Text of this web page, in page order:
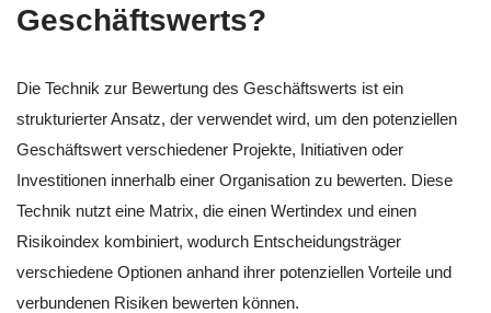
Geschäftswerts?
Die Technik zur Bewertung des Geschäftswerts ist ein
strukturierter Ansatz, der verwendet wird, um den potenziellen
Geschäftswert verschiedener Projekte, Initiativen oder
Investitionen innerhalb einer Organisation zu bewerten. Diese
Technik nutzt eine Matrix, die einen Wertindex und einen
Risikoindex kombiniert, wodurch Entscheidungsträger
verschiedene Optionen anhand ihrer potenziellen Vorteile und
verbundenen Risiken bewerten können.